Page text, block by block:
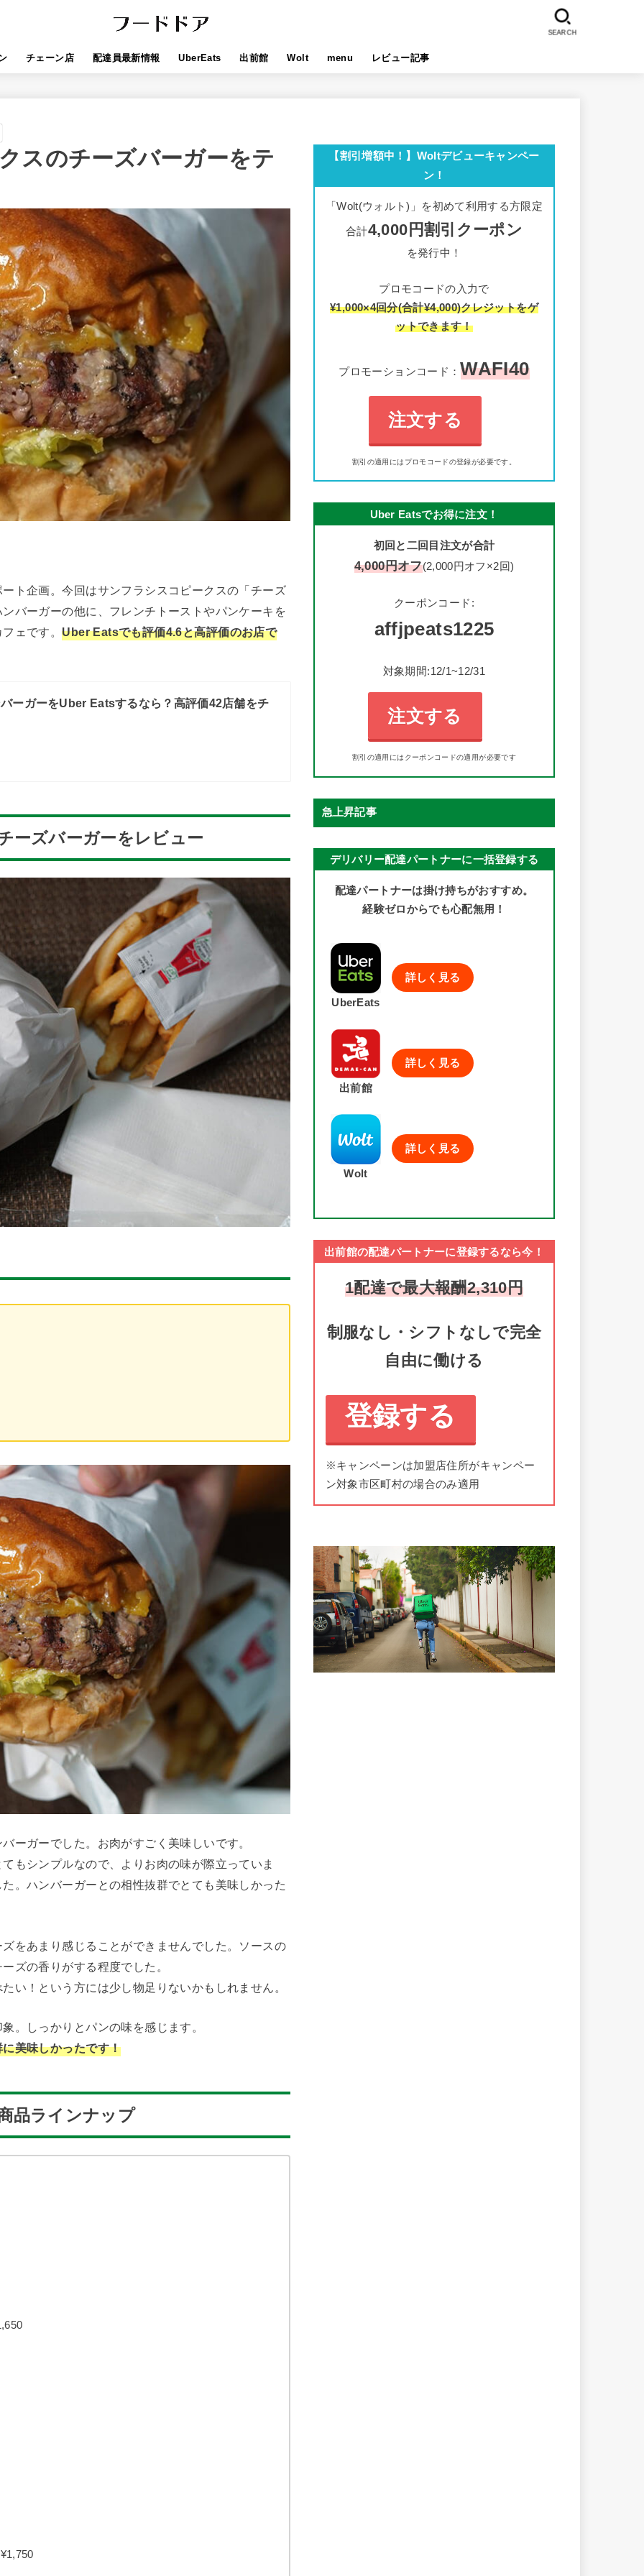
チェーン店 配達員最新情報 UberEats 出前館 Wolt menu レビュー記事
SEARCH
スのチーズバーガーをテ
ト企画。今回はサンフラシスコピークスの「チーズ
バーガーの他に、フレンチトーストやパンケーキを
ェです。Uber Eatsでも評価4.6と高評価のお店で
ーガーをUber Eatsするなら？高評価42店舗をチ
ーズバーガーをレビュー
ーガーでした。お肉がすごく美味しいです。
もシンプルなので、よりお肉の味が際立っていま
。ハンバーガーとの相性抜群でとても美味しかった
をあまり感じることができませんでした。ソースの
ズの香りがする程度でした。
い！という方には少し物足りないかもしれません。
。しっかりとパンの味を感じます。
美味しかったです！
品ラインナップ
【割引増額中！】Woltデビューキャンペー
ン！
「Wolt(ウォルト)」を初めて利用する方限定
合計4,000円割引クーポン
を発行中！
プロモコードの入力で
¥1,000×4回分(合計¥4,000)クレジットをゲ
ットできます！
プロモーションコード： WAFI40
注文する
割引の適用にはプロモコードの登録が必要です。
Uber Eatsでお得に注文！
初回と二回目注文が合計
4,000円オフ(2,000円オフ×2回)
クーポンコード:
affjpeats1225
対象期間:12/1~12/31
注文する
割引の適用にはクーポンコードの適用が必要です
急上昇記事
デリバリー配達パートナーに一括登録する
配達パートナーは掛け持ちがおすすめ。
経験ゼロからでも心配無用！
UberEats
詳しく見る
出前館
詳しく見る
Wolt
詳しく見る
出前館の配達パートナーに登録するなら今！
1配達で最大報酬2,310円
制服なし・シフトなしで完全
自由に働ける
登録する
※キャンペーンは加盟店住所がキャンペー
ン対象市区町村の場合のみ適用